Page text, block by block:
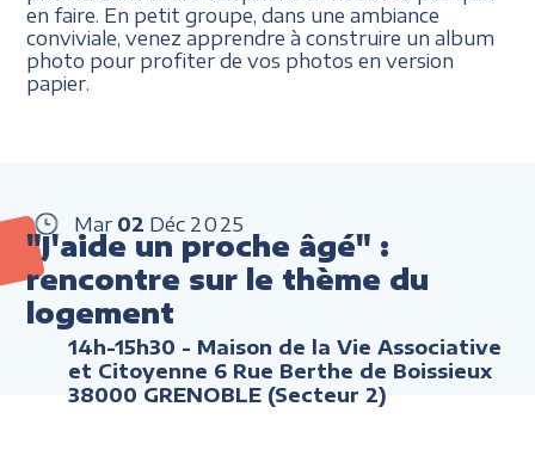
en faire. En petit groupe, dans une ambiance
conviviale, venez apprendre à construire un album
photo pour profiter de vos photos en version
papier.
Mar 02 Déc 2025
"J'aide un proche âgé" :
rencontre sur le thème du
logement
14h-15h30 - Maison de la Vie Associative
et Citoyenne 6 Rue Berthe de Boissieux
38000 GRENOBLE (Secteur 2)